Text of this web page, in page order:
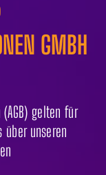
GMBH
gelten für
über unseren